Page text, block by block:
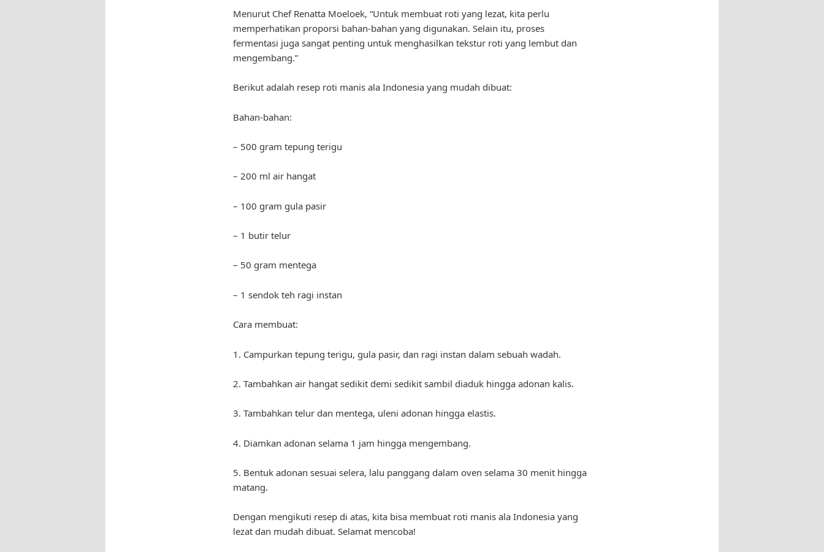
Menurut Chef Renatta Moeloek, “Untuk membuat roti yang lezat, kita perlu
memperhatikan proporsi bahan-bahan yang digunakan. Selain itu, proses
fermentasi juga sangat penting untuk menghasilkan tekstur roti yang lembut dan
mengembang.”
Berikut adalah resep roti manis ala Indonesia yang mudah dibuat:
Bahan-bahan:
– 500 gram tepung terigu
– 200 ml air hangat
– 100 gram gula pasir
– 1 butir telur
– 50 gram mentega
– 1 sendok teh ragi instan
Cara membuat:
1. Campurkan tepung terigu, gula pasir, dan ragi instan dalam sebuah wadah.
2. Tambahkan air hangat sedikit demi sedikit sambil diaduk hingga adonan kalis.
3. Tambahkan telur dan mentega, uleni adonan hingga elastis.
4. Diamkan adonan selama 1 jam hingga mengembang.
5. Bentuk adonan sesuai selera, lalu panggang dalam oven selama 30 menit hingga
matang.
Dengan mengikuti resep di atas, kita bisa membuat roti manis ala Indonesia yang
lezat dan mudah dibuat. Selamat mencoba!